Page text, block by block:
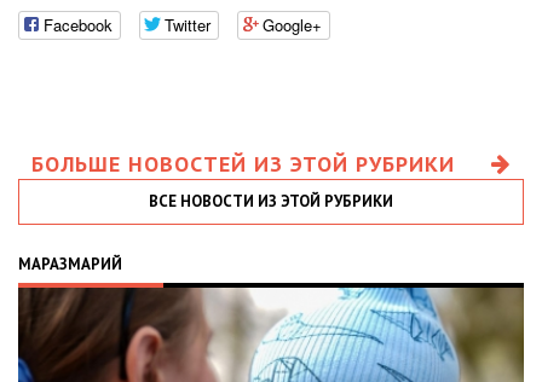
Facebook Twitter Google+
БОЛЬШЕ НОВОСТЕЙ ИЗ ЭТОЙ РУБРИКИ
ВСЕ НОВОСТИ ИЗ ЭТОЙ РУБРИКИ
МАРАЗМАРИЙ